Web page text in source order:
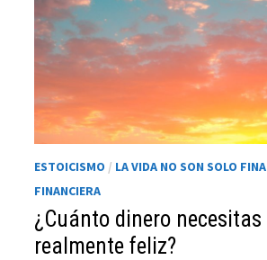
ESTOICISMO / LA VIDA NO SON SOLO
FINANCIERA
¿Cuánto dinero
realmente feliz?
intereses y
comportamiento
mientras visitas
nuestro sitio,
aumentas la
posibilidad de
ver contenido y
personalizados.